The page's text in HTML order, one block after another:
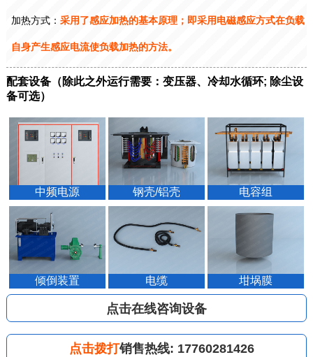
加热方式： 采用了感应加热的基本原理；即采用电磁感应方式在负载
自身产生感应电流使负载加热的方法。
配套设备（除此之外运行需要：变压器、冷却水循环; 除尘设
备可选）
中频电源 钢壳/铝壳 电容组
倾倒装置 电缆 坩埚膜
点击在线咨询设备
点击拨打销售热线: 17760281426